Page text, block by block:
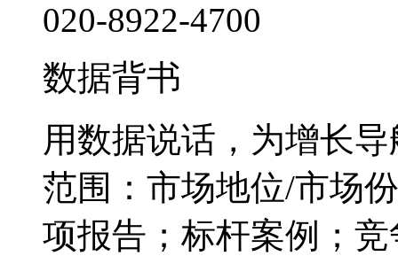
020-8922-4700
数据背书
用数据说话，为增长导
范围：市场地位/市场
项报告；标杆案例；